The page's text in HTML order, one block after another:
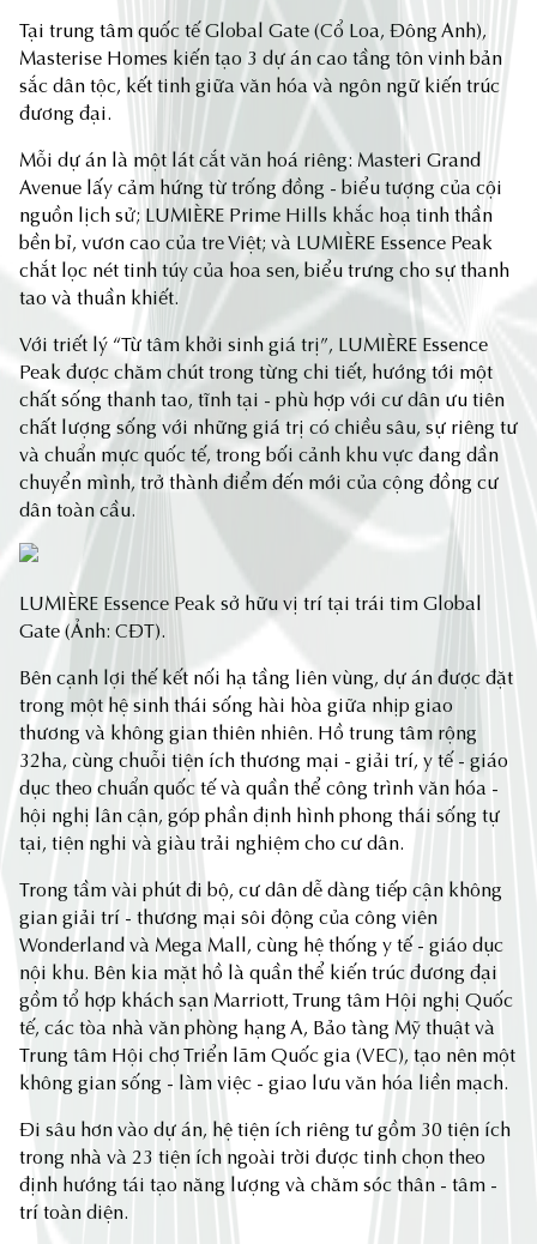
Tại trung tâm quốc tế Global Gate (Cổ Loa, Đông Anh),
Masterise Homes kiến tạo 3 dự án cao tầng tôn vinh bản
sắc dân tộc, kết tinh giữa văn hóa và ngôn ngữ kiến trúc
đương đại.
Mỗi dự án là một lát cắt văn hoá riêng: Masteri Grand
Avenue lấy cảm hứng từ trống đồng - biểu tượng của cội
nguồn lịch sử; LUMIÈRE Prime Hills khắc hoạ tinh thần
bền bỉ, vươn cao của tre Việt; và LUMIÈRE Essence Peak
chắt lọc nét tinh túy của hoa sen, biểu trưng cho sự thanh
tao và thuần khiết.
Với triết lý “Từ tâm khởi sinh giá trị”, LUMIÈRE Essence
Peak được chăm chút trong từng chi tiết, hướng tới một
chất sống thanh tao, tĩnh tại - phù hợp với cư dân ưu tiên
chất lượng sống với những giá trị có chiều sâu, sự riêng tư
và chuẩn mực quốc tế, trong bối cảnh khu vực đang dần
chuyển mình, trở thành điểm đến mới của cộng đồng cư
dân toàn cầu.
LUMIÈRE Essence Peak sở hữu vị trí tại trái tim Global
Gate (Ảnh: CĐT).
Bên cạnh lợi thế kết nối hạ tầng liên vùng, dự án được đặt
trong một hệ sinh thái sống hài hòa giữa nhịp giao
thương và không gian thiên nhiên. Hồ trung tâm rộng
32ha, cùng chuỗi tiện ích thương mại - giải trí, y tế - giáo
dục theo chuẩn quốc tế và quần thể công trình văn hóa -
hội nghị lân cận, góp phần định hình phong thái sống tự
tại, tiện nghi và giàu trải nghiệm cho cư dân.
Trong tầm vài phút đi bộ, cư dân dễ dàng tiếp cận không
gian giải trí - thương mại sôi động của công viên
Wonderland và Mega Mall, cùng hệ thống y tế - giáo dục
nội khu. Bên kia mặt hồ là quần thể kiến trúc đương đại
gồm tổ hợp khách sạn Marriott, Trung tâm Hội nghị Quốc
tế, các tòa nhà văn phòng hạng A, Bảo tàng Mỹ thuật và
Trung tâm Hội chợ Triển lãm Quốc gia (VEC), tạo nên một
không gian sống - làm việc - giao lưu văn hóa liền mạch.
Đi sâu hơn vào dự án, hệ tiện ích riêng tư gồm 30 tiện ích
trong nhà và 23 tiện ích ngoài trời được tinh chọn theo
định hướng tái tạo năng lượng và chăm sóc thân - tâm -
trí toàn diện.